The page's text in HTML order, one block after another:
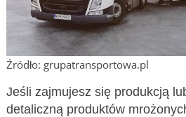
Źródło: grupatransportowa.pl
Jeśli zajmujesz się produkcją
detaliczną produktów